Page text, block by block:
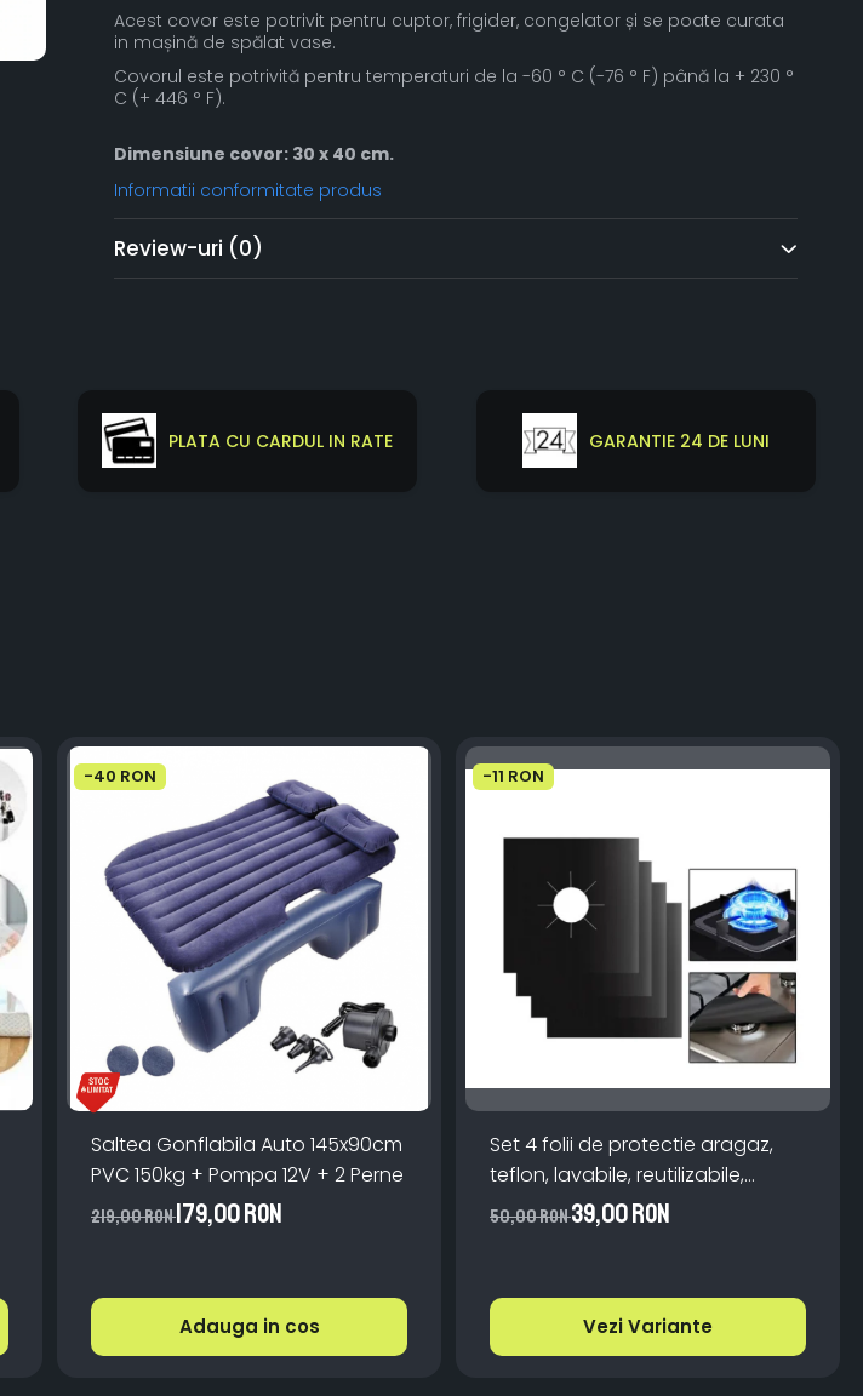
Acest covor este potrivit pentru cuptor, frigider, congelator și se poate curata
in mașină de spălat vase.
Covorul este potrivită pentru temperaturi de la -60 ° C (-76 ° F) până la + 230 °
C (+ 446 ° F).
Dimensiune covor: 30 x 40 cm.
Informatii conformitate produs
Review-uri (0)
PLATA CU CARDUL IN RATE GARANTIE 24 DE LUNI
-40 RON
Saltea Gonflabila Auto 145x90cm
PVC 150kg + Pompa 12V + 2 Perne
219,00 RON179,00 RON
Adauga in cos
-11 RON
Set 4 folii de protectie aragaz,
teflon, lavabile, reutilizabile,
Negru/Gri
50,00 RON39,00 RON
Vezi Variante